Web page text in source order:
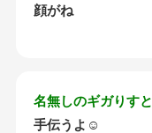
顔がね
名無しのギガりすと
手伝うよ☺